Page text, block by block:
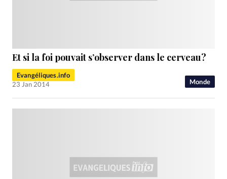
Monde
Et si la foi pouvait s’observer dans le cerveau?
Evangéliques.info
23 Jan 2014